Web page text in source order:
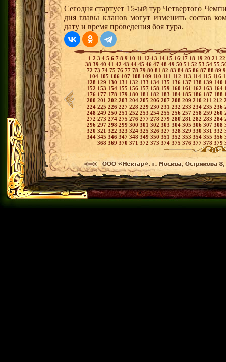
Сегодня стартует 15-ый тур Четвертого
дня главы кланов могут изменить состав
дату и время проведения боя тура.
1 2 3 4 5 6 7 8 9 10 11 1213 14 15 16 17 18 19 20 21
38 39 40 41 42 43 44 45 46 47 48 49 50 51 52 53 54 55
72 73 74 75 76 7778 79 80 81 82 83 84 85 86 87 88 89
104 105 106 107 108 109 110 111 112 113 114 115 116
128 129 130 131 132 133 134 135 136 137 138 139 140
152 153 154 155 156 157 158 159 160 161 162 163 164
176 177 178 179 180 181 182 183 184 185186 187 188
200 201 202 203 204 205 206 207 208 209 210 211 212
224 225 226 227 228 229 230 231 232 233 234 235 236
248 249 250 251 252 253 254 255 256 257 258 259 260
272 273 274 275 276 277278 279 280 281 282 283 284
296 297 298 299 300 301 302 303 304 305 306 307 308
320 321 322 323 324 325 326 327 328 329 330 331 332
344 345 346 347 348 349 350 351 352 353 354 355 356
368 369 370 371 372 373 374 375 376 377 378 379